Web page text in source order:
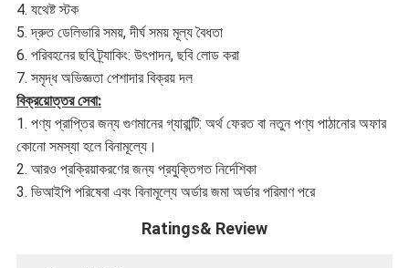
4. যথেষ্ট স্টক
5. দ্রুত ডেলিভারি সময়, দীর্ঘ সময় মূল্য বৈধতা
6. পরিবহনের ছবি ট্র্যাকিং: উৎপাদন, ছবি লোড করা
7. সমৃদ্ধ অভিজ্ঞতা পেশাদার বিক্রয় দল
বিক্রয়োত্তর সেবা:
1. পণ্য প্রাপ্তির জন্য গুণমানের গ্যারান্টি: অর্থ ফেরত বা নতুন পণ্য পাঠানোর অফার
কোনো সমস্যা হলে বিনামূল্যে।
2. আরও প্রক্রিয়াকরণের জন্য প্রযুক্তিগত নির্দেশিকা
3. ভিআইপি পরিষেবা এবং বিনামূল্যে অর্ডার জমা অর্ডার পরিমাণ পরে
Ratings& Review